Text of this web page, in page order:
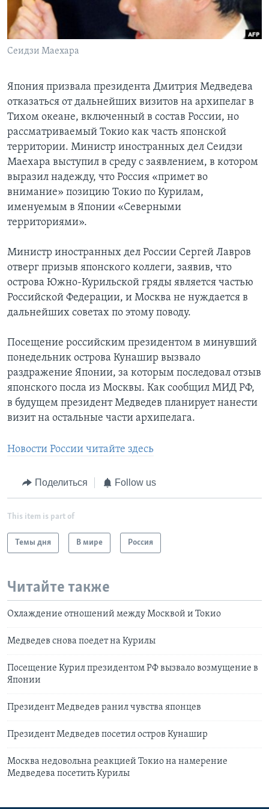
Learning English
СОЦИАЛЬНЫЕ СЕТИ
Сеидзи Маехара
Япония призвала президента Дмитрия Медведева
отказаться от дальнейших визитов на архипелаг в
Тихом океане, включенный в состав России, но
рассматриваемый Токио как часть японской
территории. Министр иностранных дел Сеидзи
Маехара выступил в среду с заявлением, в котором
выразил надежду, что Россия «примет во
внимание» позицию Токио по Курилам,
именуемым в Японии «Северными
территориями».
Министр иностранных дел России Сергей Лавров
отверг призыв японского коллеги, заявив, что
острова Южно-Курильской гряды является частью
Российской Федерации, и Москва не нуждается в
дальнейших советах по этому поводу.
Посещение российским президентом в минувший
понедельник острова Кунашир вызвало
раздражение Японии, за которым последовал отзыв
японского посла из Москвы. Как сообщил МИД РФ,
в будущем президент Медведев планирует нанести
визит на остальные части архипелага.
Новости России читайте здесь
Поделиться Follow us
This item is part of
Темы дня В мире Россия
Читайте также
Охлаждение отношений между Москвой и Токио
Медведев снова поедет на Курилы
Посещение Курил президентом РФ вызвало возмущение в
Японии
Президент Медведев ранил чувства японцев
Президент Медведев посетил остров Кунашир
Москва недовольна реакцией Токио на намерение
Медведева посетить Курилы